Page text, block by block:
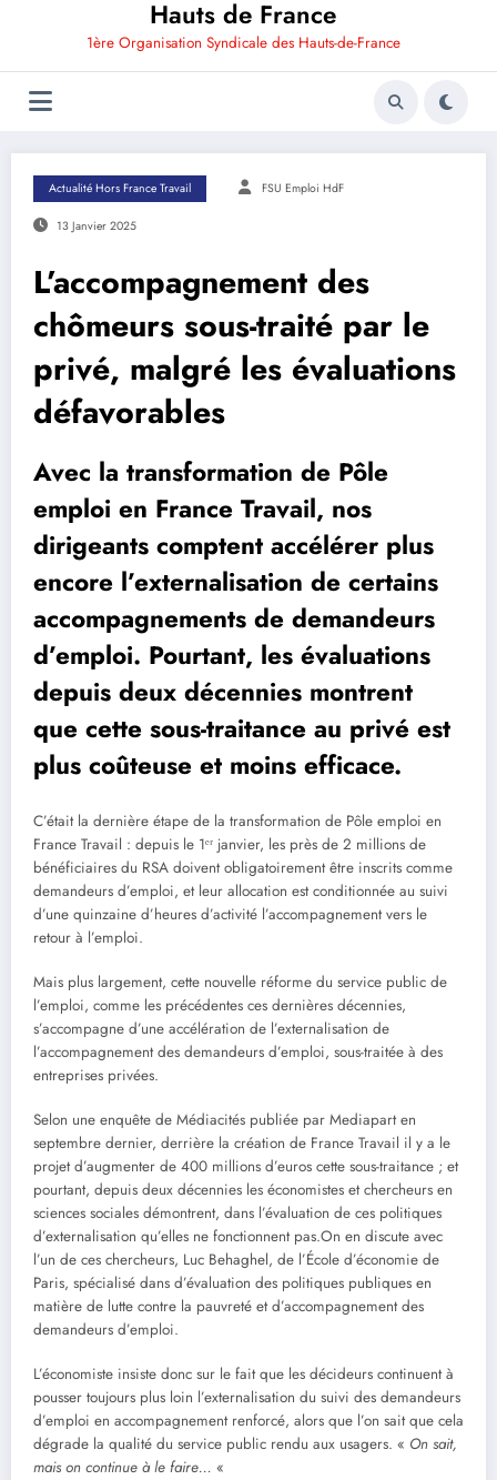
Hauts de France
1ère Organisation Syndicale des Hauts-de-France
Actualité Hors France Travail FSU Emploi HdF
13 Janvier 2025
L’accompagnement des
chômeurs sous-traité par le
privé, malgré les évaluations
défavorables
Avec la transformation de Pôle
emploi en France Travail, nos
dirigeants comptent accélérer plus
encore l’externalisation de certains
accompagnements de demandeurs
d’emploi. Pourtant, les évaluations
depuis deux décennies montrent
que cette sous-traitance au privé est
plus coûteuse et moins efficace.
C’était la dernière étape de la transformation de Pôle emploi en
France Travail : depuis le 1ᵉʳ janvier, les près de 2 millions de
bénéficiaires du RSA doivent obligatoirement être inscrits comme
demandeurs d’emploi, et leur allocation est conditionnée au suivi
d’une quinzaine d’heures d’activité l’accompagnement vers le
retour à l’emploi.
Mais plus largement, cette nouvelle réforme du service public de
l’emploi, comme les précédentes ces dernières décennies,
s’accompagne d’une accélération de l’externalisation de
l’accompagnement des demandeurs d’emploi, sous-traitée à des
entreprises privées.
Selon une enquête de Médiacités publiée par Mediapart en
septembre dernier, derrière la création de France Travail il y a le
projet d’augmenter de 400 millions d’euros cette sous-traitance ; et
pourtant, depuis deux décennies les économistes et chercheurs en
sciences sociales démontrent, dans l’évaluation de ces politiques
d’externalisation qu’elles ne fonctionnent pas.On en discute avec
l’un de ces chercheurs, Luc Behaghel, de l’École d’économie de
Paris, spécialisé dans d’évaluation des politiques publiques en
matière de lutte contre la pauvreté et d’accompagnement des
demandeurs d’emploi.
L’économiste insiste donc sur le fait que les décideurs continuent à
pousser toujours plus loin l’externalisation du suivi des demandeurs
d’emploi en accompagnement renforcé, alors que l’on sait que cela
dégrade la qualité du service public rendu aux usagers. « On sait,
mais on continue à le faire… «